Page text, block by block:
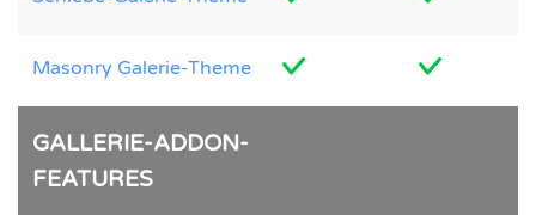
Masonry Galerie-Theme
GALLERIE-ADDON-
FEATURES